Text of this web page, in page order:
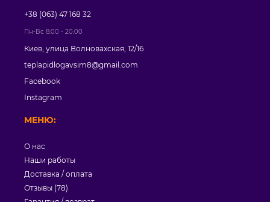
МЕНЮ:
О нас
Наши работы
Доставка / оплата
Отзывы (78)
+38 (063) 47 168 32
Пн-Вс 8:00 - 20:00
Киев, улица Волновахская, 12/16
teplapidlogavsim8@gmail.com
Facebook
Instagram